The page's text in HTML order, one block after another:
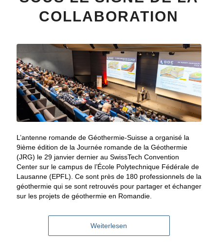
COLLABORATION
L’antenne romande de Géothermie-Suisse a organisé la
9ième édition de la Journée romande de la Géothermie
(JRG) le 29 janvier dernier au SwissTech Convention
Center sur le campus de l’École Polytechnique Fédérale de
Lausanne (EPFL). Ce sont près de 180 professionnels de la
géothermie qui se sont retrouvés pour partager et échanger
sur les projets de géothermie en Romandie.
Weiterlesen